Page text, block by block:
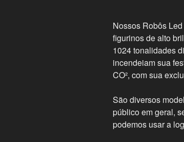
Nossos Robôs
figurinos de alto
1024 tonalidades
incendeiam sua
CO², com sua
São diversos
público em geral,
podemos usar a